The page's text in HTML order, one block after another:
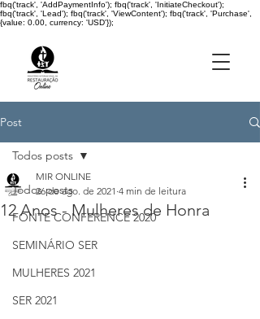
fbq('track', 'AddPaymentInfo'); fbq('track', 'InitiateCheckout');
fbq('track', 'Lead'); fbq('track', 'ViewContent'); fbq('track', 'Purchase',
{value: 0.00, currency: 'USD'});
Post
Todos posts
FONTE CONFERENCE 2020
SEMINÁRIO SER
MULHERES 2021
SER 2021
Todos posts
12 Anos - Mulheres de Honra
MIR ONLINE
26 de ago. de 2021 4 min de leitura